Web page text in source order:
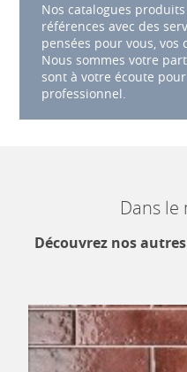
Nos catalogues
références avec des
pensées pour vous,
Nous sommes votre
sont à votre écoute
professionnel.
Dans le
Découvrez nos